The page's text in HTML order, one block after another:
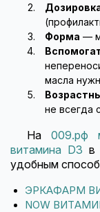
Форма —
масла
не всегда
На009.рф
витамина D3 в
удобным
ЭРКАФАРМ
NOW